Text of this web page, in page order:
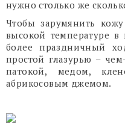
нужно столько же
Чтобы зарумянить
высокой температуре
более праздничный
простой глазурью –
патокой, медом,
абрикосовым джемом.